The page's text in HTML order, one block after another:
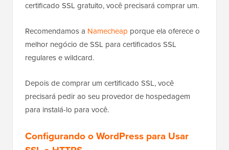
certificado SSL gratuito, você precisará comprar um.
Recomendamos a Namecheap porque ela oferece o
melhor negócio de SSL para certificados SSL
regulares e wildcard.
Depois de comprar um certificado SSL, você
precisará pedir ao seu provedor de hospedagem
para instalá-lo para você.
Configurando o WordPress para Usar